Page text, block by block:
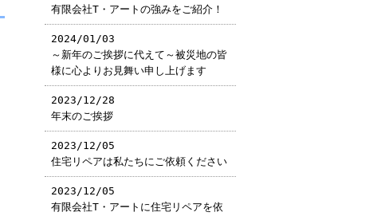
有限会社T・アートの強みをご紹介！
2024/01/03
～新年のご挨拶に代えて～被災地の皆
様に心よりお見舞い申し上げます
2023/12/28
年末のご挨拶
2023/12/05
住宅リペアは私たちにご依頼ください
2023/12/05
有限会社T・アートに住宅リペアを依